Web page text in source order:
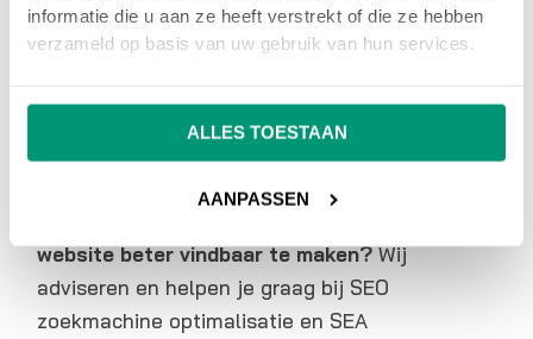
informatie die u aan ze heeft verstrekt of die ze hebben
verzameld op basis van uw gebruik van hun services.
ALLES TOESTAAN
AANPASSEN
ga terug naar onsonline marketing
woordenboek.
website beter vindbaar te maken?Wij
adviseren en helpen je graag bij SEO
zoekmachine optimalisatie en SEA